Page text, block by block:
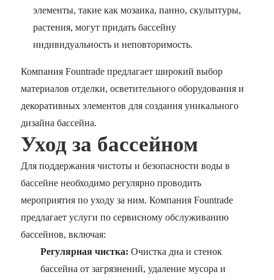
элементы, такие как мозаика, панно, скульптуры,
растения, могут придать бассейну
индивидуальность и неповторимость.
Компания Fountrade предлагает широкий выбор
материалов отделки, осветительного оборудования и
декоративных элементов для создания уникального
дизайна бассейна.
Уход за бассейном
Для поддержания чистоты и безопасности воды в
бассейне необходимо регулярно проводить
мероприятия по уходу за ним. Компания Fountrade
предлагает услуги по сервисному обслуживанию
бассейнов, включая:
Регулярная чистка: Очистка дна и стенок
бассейна от загрязнений, удаление мусора и